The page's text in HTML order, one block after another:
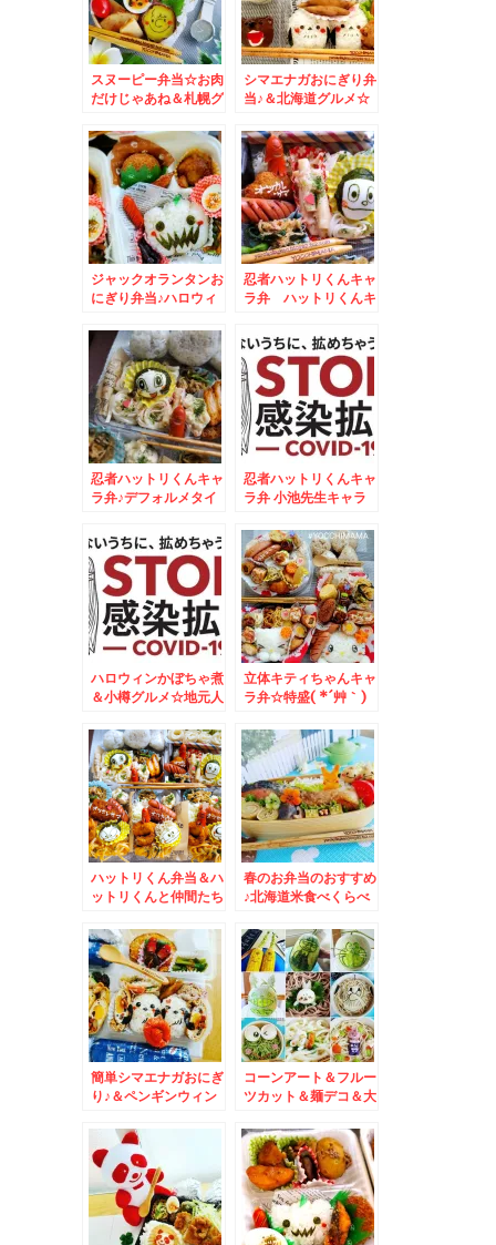
スヌーピー弁当☆お肉
だけじゃあね＆札幌グ
シマエナガおにぎり弁
当♪＆北海道グルメ☆
本店×平田とうふ店
ジャックオランタンお
にぎり弁当♪ハロウィ
（にのくら）「浮かれ
月」♪美味しいよ～～
～
忍者ハットリくんキャ
ラ弁 ハットリくんキ
忍者ハットリくんキャ
ラ弁♪デフォルメタイ
編
忍者ハットリくんキャ
ラ弁 小池先生キャラ
レシピ
ハロウィンかぼちゃ煮
＆小樽グルメ☆地元人
立体キティちゃんキャ
ラ弁☆特盛( *´艸｀)
マグロ～～～～～～～
ハットリくん弁当＆ハ
ットリくんと仲間たち
春のお弁当のおすすめ
♪北海道米食べくらべ
簡単シマエナガおにぎ
り♪＆ペンギンウィン
遊鶴」さんのランチ☆
天丼セット♪
コーンアート＆フルー
ツカット＆麺デコ＆大
☆